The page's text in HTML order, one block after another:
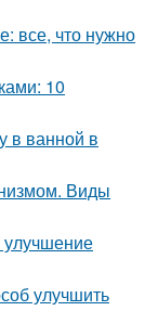
все, что нужно
10
в ванной в
Виды
улучшение
улучшить